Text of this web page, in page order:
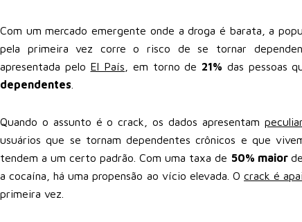
Com um mercado emergente onde a droga é barata, a
pela primeira vez corre o risco de se tornar
apresentada pelo El País , em torno de 21% das pessoas
dependentes
Quando o assunto é o crack, os dados apresentam
usuários que se tornam dependentes crônicos e que
tendem a um certo padrão. Com uma taxa de 50% maior
a cocaína, há uma propensão ao vício elevada. Ocrack é
primeira vez.